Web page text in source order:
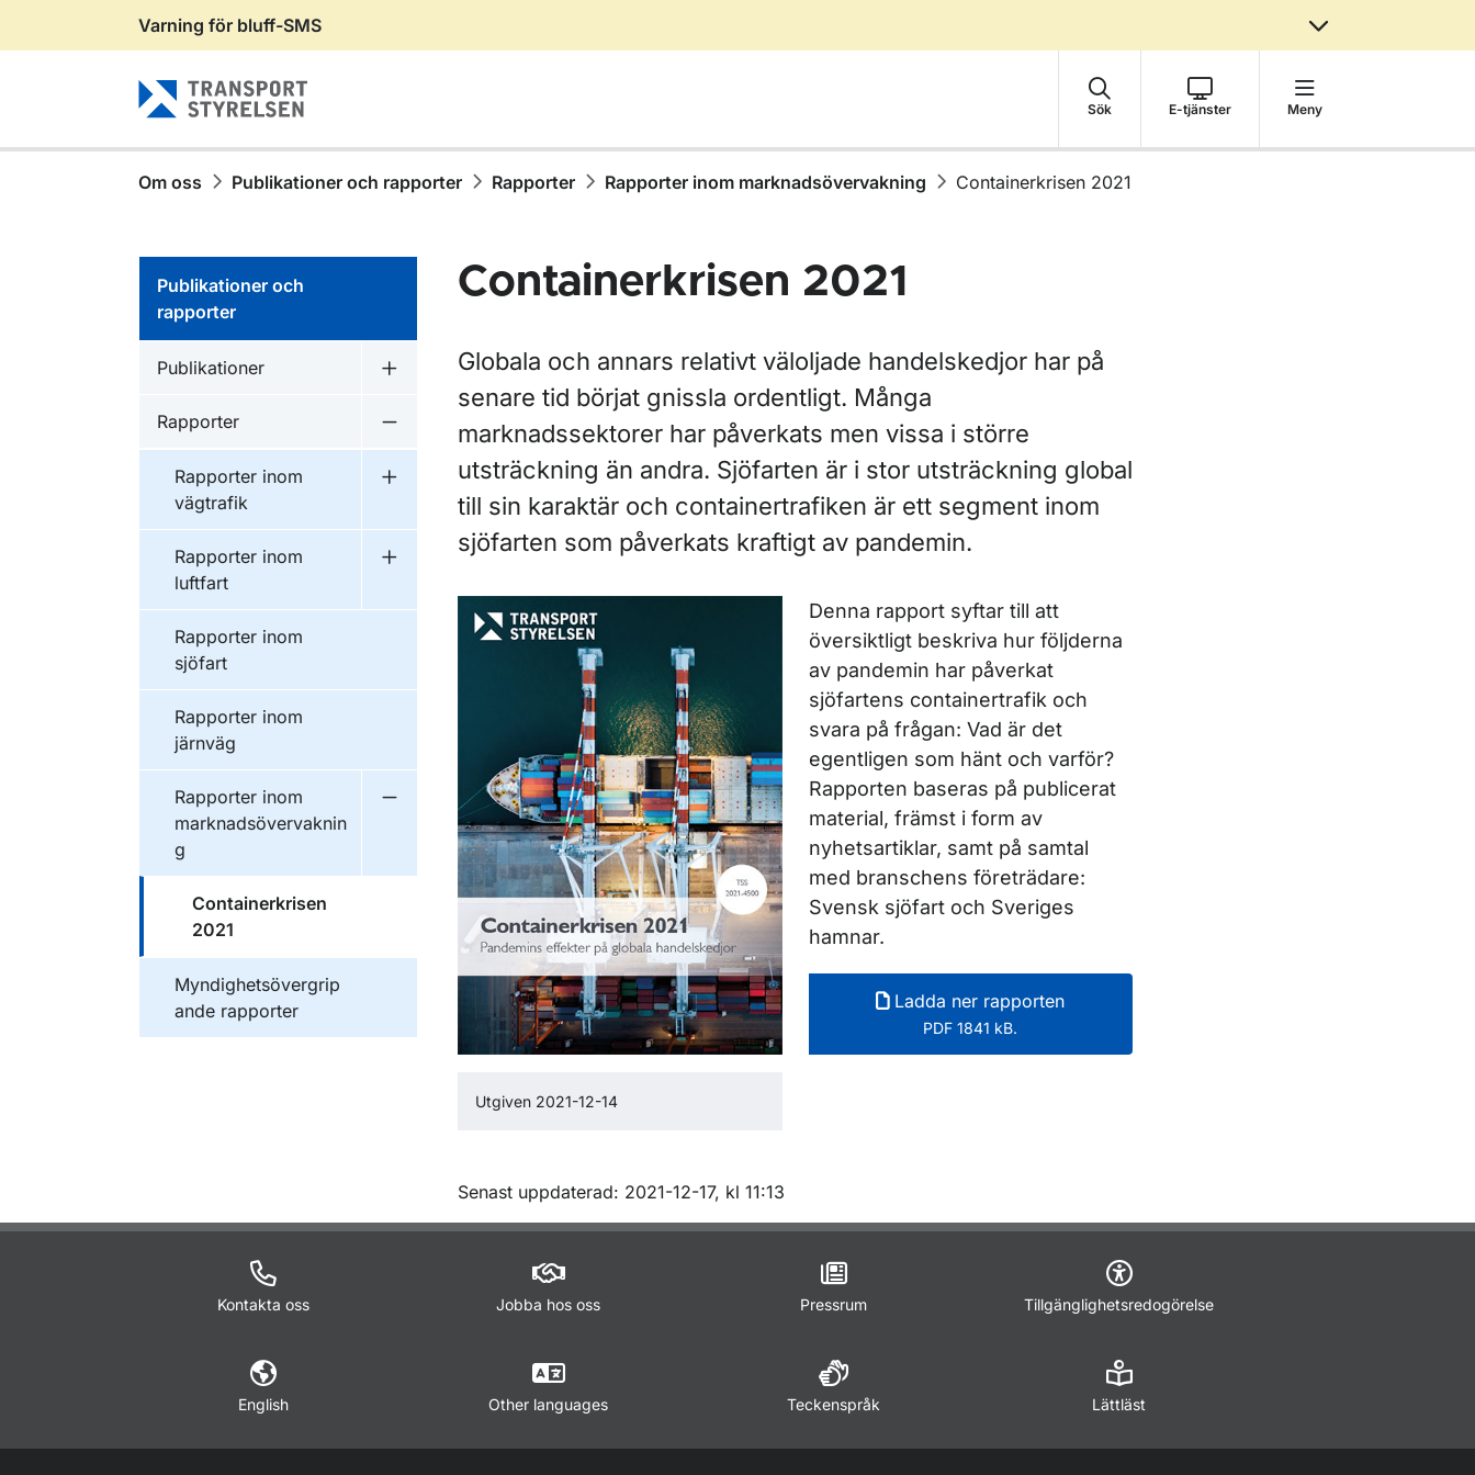
Gå till sidans innehåll
Varning för bluff-SMS
Sök E-tjänster Meny
Om oss Publikationer och rapporter Rapporter Rapporter inom marknadsövervakning Containerkrisen 2021
Publikationer och
rapporter
Publikationer inom
Publikationer
Undermeny för Publikationer
Publikationer inom
Rapporter
Undermeny för Rapporter
Publikationer inom
Rapporter inom
vägtrafik
Undermeny för Rapporter inom vägtrafik
Publikationer inom
Rapporter inom
luftfart
Undermeny för Rapporter inom luftfart
Publikationer inom
Rapporter inom
sjöfart
Publikationer inom
Rapporter inom
järnväg
Publikationer inom
Rapporter inom
marknadsövervaknin
g
Undermeny för Rapporter inom marknadsövervakning
Publikationer inom
Containerkrisen
2021
Publikationer inom
Myndighetsövergrip
ande rapporter
Containerkrisen 2021
Globala och annars relativt väloljade handelskedjor har på
senare tid börjat gnissla ordentligt. Många
marknadssektorer har påverkats men vissa i större
utsträckning än andra. Sjöfarten är i stor utsträckning global
till sin karaktär och containertrafiken är ett segment inom
sjöfarten som påverkats kraftigt av pandemin.
Utgiven 2021-12-14
Denna rapport syftar till att
översiktligt beskriva hur följderna
av pandemin har påverkat
sjöfartens containertrafik och
svara på frågan: Vad är det
egentligen som hänt och varför?
Rapporten baseras på publicerat
material, främst i form av
nyhetsartiklar, samt på samtal
med branschens företrädare:
Svensk sjöfart och Sveriges
hamnar.
Ladda ner rapporten
PDF 1841 kB.
Om sidan
Senast uppdaterad: 2021-12-17, kl 11:13
Kontakta oss Jobba hos oss Pressrum Tillgänglighetsredogörelse
English Other languages Teckenspråk Lättläst